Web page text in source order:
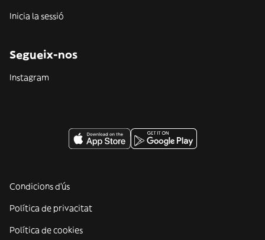
Inicia la sessió
Segueix-nos
Instagram
Condicions d'ús
Política de privacitat
Política de cookies